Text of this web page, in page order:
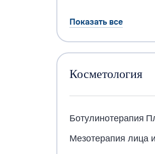
Показать все
Косметология
Ботулинотерапия
Мезотерапия лица